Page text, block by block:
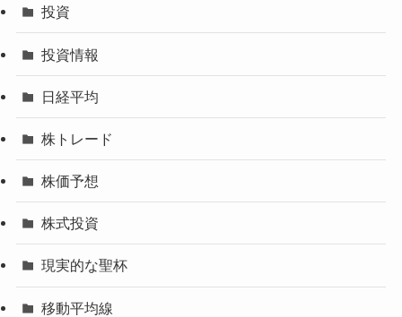
投資
投資情報
日経平均
株トレード
株価予想
株式投資
現実的な聖杯
移動平均線